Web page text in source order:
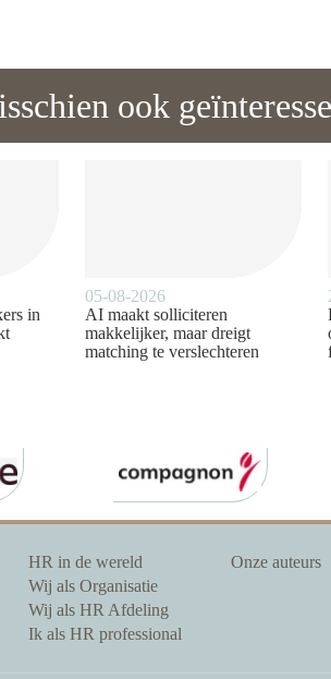
ook
in
05-08-2026
AI maakt solliciteren
makkelijker, maar dreigt
matching te verslechteren
HR in de wereld
Wij als Organisatie
Wij als HR Afdeling
Ik als HR professional
Onze auteurs